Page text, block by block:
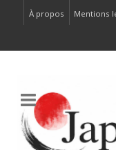
À propos Mentions